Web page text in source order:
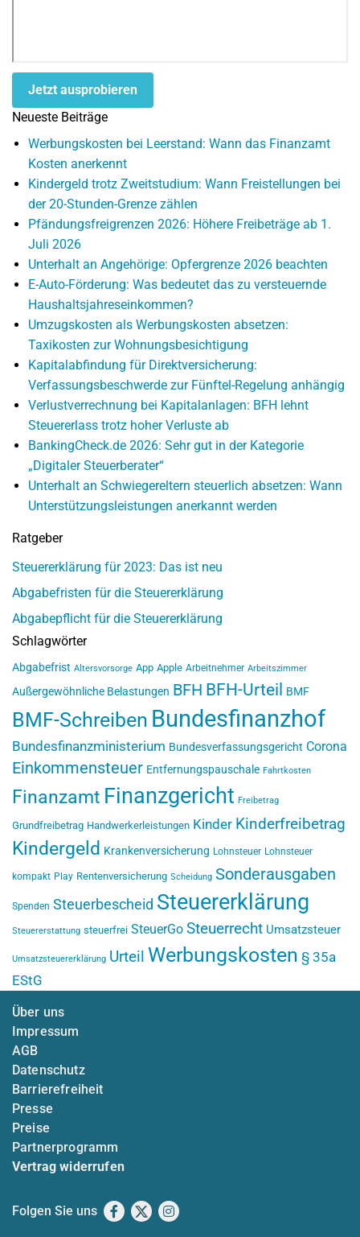
Jetzt ausprobieren
Neueste Beiträge
Werbungskosten bei Leerstand: Wann das Finanzamt
Kosten anerkennt
Kindergeld trotz Zweitstudium: Wann Freistellungen bei
der 20-Stunden-Grenze zählen
Pfändungsfreigrenzen 2026: Höhere Freibeträge ab 1.
Juli 2026
Unterhalt an Angehörige: Opfergrenze 2026 beachten
E-Auto-Förderung: Was bedeutet das zu versteuernde
Haushaltsjahreseinkommen?
Umzugskosten als Werbungskosten absetzen:
Taxikosten zur Wohnungsbesichtigung
Kapitalabfindung für Direktversicherung:
Verfassungsbeschwerde zur Fünftel-Regelung anhängig
Verlustverrechnung bei Kapitalanlagen: BFH lehnt
Steuererlass trotz hoher Verluste ab
BankingCheck.de 2026: Sehr gut in der Kategorie
„Digitaler Steuerberater“
Unterhalt an Schwiegereltern steuerlich absetzen: Wann
Unterstützungsleistungen anerkannt werden
Ratgeber
Steuererklärung für 2023: Das ist neu
Abgabefristen für die Steuererklärung
Abgabepflicht für die Steuererklärung
Schlagwörter
Abgabefrist Altersvorsorge App Apple Arbeitnehmer Arbeitszimmer
Außergewöhnliche Belastungen BFH BFH-Urteil BMF
BMF-Schreiben Bundesfinanzhof
Bundesfinanzministerium Bundesverfassungsgericht Corona
Einkommensteuer Entfernungspauschale Fahrtkosten
Finanzamt Finanzgericht Freibetrag
Grundfreibetrag Handwerkerleistungen Kinder Kinderfreibetrag
Kindergeld Krankenversicherung Lohnsteuer Lohnsteuer
kompakt Play Rentenversicherung Scheidung Sonderausgaben
Spenden Steuerbescheid Steuererklärung
Steuererstattung steuerfrei SteuerGo Steuerrecht Umsatzsteuer
Umsatzsteuererklärung Urteil Werbungskosten § 35a
EStG
Über uns
Impressum
AGB
Datenschutz
Barrierefreiheit
Presse
Preise
Partnerprogramm
Vertrag widerrufen
Folgen Sie uns Facebook
X Instagram